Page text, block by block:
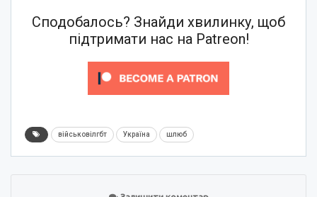
Сподобалось? Знайди хвилинку, щоб
підтримати нас на Patreon!
військовілгбт Україна шлюб